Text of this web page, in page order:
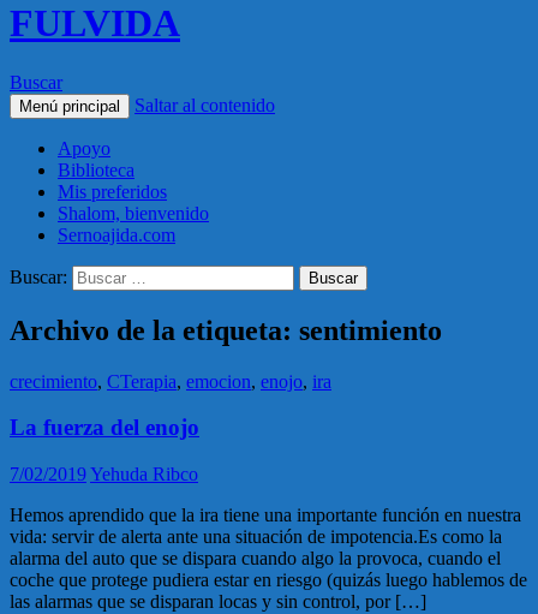
FULVIDA
Buscar
Menú principal Saltar al contenido
Apoyo
Biblioteca
Mis preferidos
Shalom, bienvenido
Sernoajida.com
Buscar:
Archivo de la etiqueta: sentimiento
crecimiento, CTerapia, emocion, enojo, ira
La fuerza del enojo
7/02/2019Yehuda Ribco
Hemos aprendido que la ira tiene una importante función en nuestra
vida: servir de alerta ante una situación de impotencia.Es como la
alarma del auto que se dispara cuando algo la provoca, cuando el
coche que protege pudiera estar en riesgo (quizás luego hablemos de
las alarmas que se disparan locas y sin control, por […]